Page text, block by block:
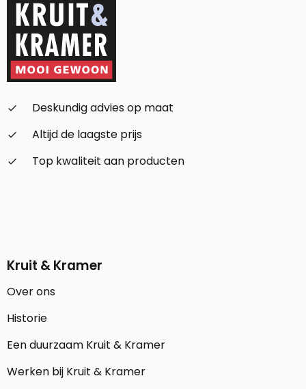
check_small
Deskundig advies op maat
check_small
Altijd de laagste prijs
check_small
Top kwaliteit aan producten
Kruit & Kramer
Over ons
Historie
Een duurzaam Kruit & Kramer
Werken bij Kruit & Kramer